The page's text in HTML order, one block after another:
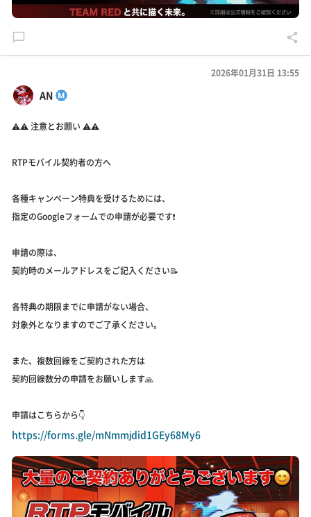
AN
2026年01月31日 13:55
⚠️⚠️ 注意とお願い ⚠️⚠️
RTPモバイル契約者の方へ
各種キャンペーン特典を受けるためには、
指定のGoogleフォームでの申請が必要です❗️
申請の際は、
契約時のメールアドレスをご記入ください📝
各特典の期限までに申請がない場合、
対象外となりますのでご了承ください。
また、複数回線をご契約された方は
契約回線数分の申請をお願いします🙏
申請はこちらから👇
https://forms.gle/mNmmjdid1GEy68My6